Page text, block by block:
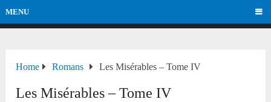
MENU
Home Romans Les Misérables – Tome IV
Les Misérables – Tome IV